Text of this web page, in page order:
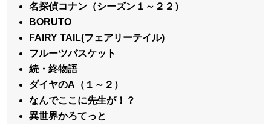
名探偵コナン（シーズン１～２２）
BORUTO
FAIRY TAIL(フェアリーテイル)
フルーツバスケット
続・終物語
ダイヤのA（１～２）
なんでここに先生が！？
異世界かろてっと